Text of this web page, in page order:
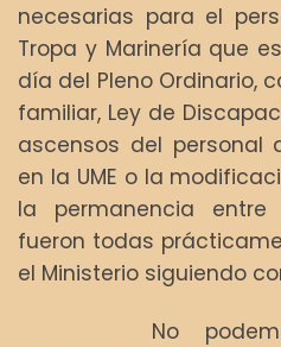
necesarias para el
Tropa y Marinería que
día del Pleno Ordinario,
familiar, Ley de
ascensos del personal
en la UME o la
la permanencia
fueron todas
el Ministerio siguiendo
No podemos